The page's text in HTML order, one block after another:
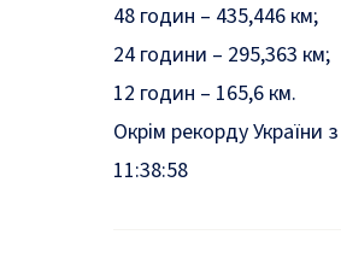
48 годин – 435,446 км;
24 години – 295,363 км;
12 годин – 165,6 км.
Окрім рекорду України
11:38:58